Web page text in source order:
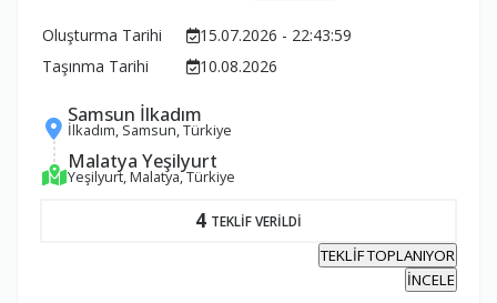
Oluşturma Tarihi
15.07.2026 - 22:43:59
Taşınma Tarihi
10.08.2026
Samsun İlkadım
İlkadım, Samsun, Türkiye
Malatya Yeşilyurt
Yeşilyurt, Malatya, Türkiye
4 TEKLİF VERİLDİ
TEKLİF TOPLANIYOR
İNCELE